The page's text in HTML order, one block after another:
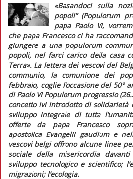
«Basandoci sulla
popoli” (Populorum
papa Paolo VI,
che papa Francesco ci ha
giungere a una populorum
popoli, nel farci carico della casa
Terra». La lettera dei vescovi del
communio, la comunione dei
febbraio, coglie l’occasione del 50°
di Paolo VIPopulorum progressio
concetto ivi introdotto di solidarietà
sviluppo integrale di tutta
offerte da papa Francesco
apostolica Evangelii gaudiume
vescovi belgi offrono alcune linee
sociale della misericordia
sviluppo tecnologico e scientifico;
migrazioni; l’ecologia.